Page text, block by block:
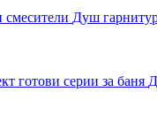
смесители Душ
готови серии за баня